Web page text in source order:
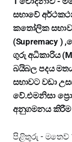
සභාවේ
කතෝලික සභාව
(Supremacy
ගුරු අධිකාරිය
බයිබල පදය
සභාවට වඩා
වේ.එමනිසා
අනුගමනය
පිළිතුරු - මතෙව්